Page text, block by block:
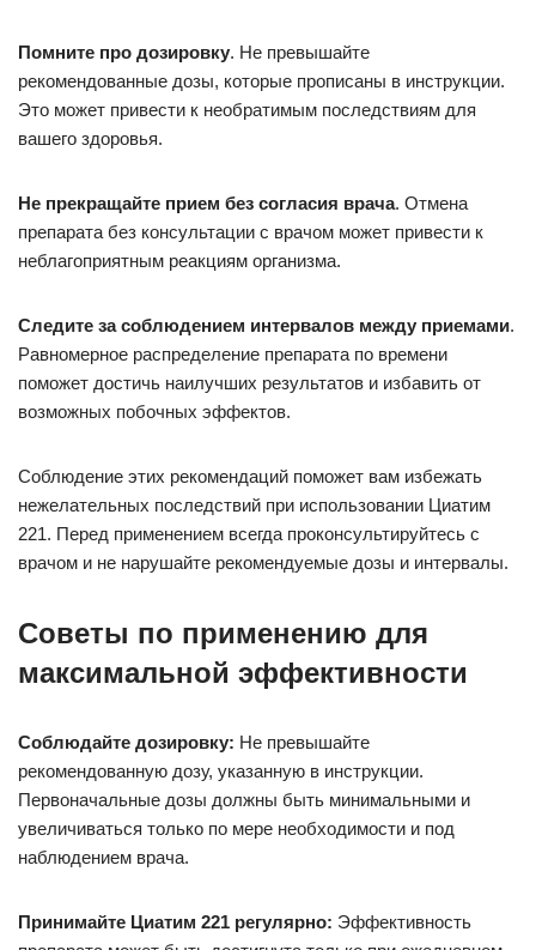
Помните про дозировку. Не превышайте
рекомендованные дозы, которые прописаны в инструкции.
Это может привести к необратимым последствиям для
вашего здоровья.
Не прекращайте прием без согласия врача. Отмена
препарата без консультации с врачом может привести к
неблагоприятным реакциям организма.
Следите за соблюдением интервалов между приемами.
Равномерное распределение препарата по времени
поможет достичь наилучших результатов и избавить от
возможных побочных эффектов.
Соблюдение этих рекомендаций поможет вам избежать
нежелательных последствий при использовании Циатим
221. Перед применением всегда проконсультируйтесь с
врачом и не нарушайте рекомендуемые дозы и интервалы.
Советы по применению для
максимальной эффективности
Соблюдайте дозировку: Не превышайте
рекомендованную дозу, указанную в инструкции.
Первоначальные дозы должны быть минимальными и
увеличиваться только по мере необходимости и под
наблюдением врача.
Принимайте Циатим 221 регулярно: Эффективность